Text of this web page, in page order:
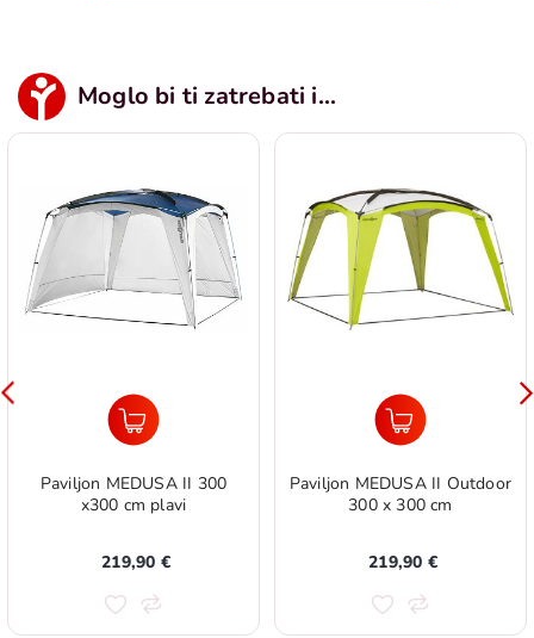
Moglo bi ti zatrebati i...
Paviljon MEDUSA II 300
x300 cm plavi
219,90 €
Paviljon MEDUSA II Outdoor
300 x 300 cm
219,90 €